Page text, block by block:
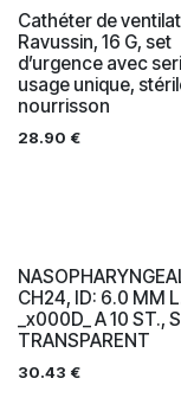
Cathéter de
Ravussin, 16 G, set
d’urgence avec
usage unique,
nourrisson
28.90 €
CH24, ID: 6.0 MM
_x000D_ A 10 ST.,
TRANSPARENT
30.43 €